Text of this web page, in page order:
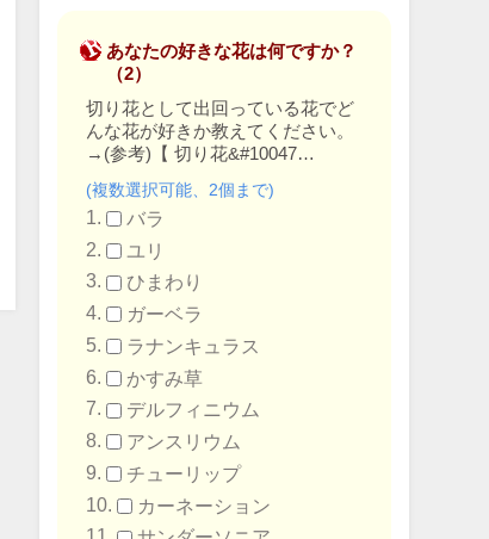
あなたの好きな花は何ですか？
（2）
切り花として出回っている花でど
んな花が好きか教えてください。
→ (参考)【 切り花&#10047…
(複数選択可能、2個まで)
バラ
ユリ
ひまわり
ガーベラ
ラナンキュラス
かすみ草
デルフィニウム
アンスリウム
チューリップ
カーネーション